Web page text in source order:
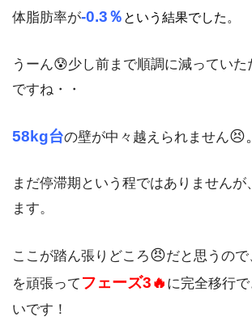
体脂肪率が-0.3％ という結果でした。
うーん😰少し前まで順調に減っていた
ですね・・
58kg台の壁が中々越えられません😣。
まだ停滞期という程ではありませんが
ます。
ここが踏ん張りどころ😠だと思うの
を頑張って フェーズ3🔥 に完全移行
いです！